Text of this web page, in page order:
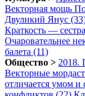
Векторная мощь
Двуликий Янус
Краткость —
Очаровательнее
балета (11)
Общество > 2018.
Векторные
отличается умом и